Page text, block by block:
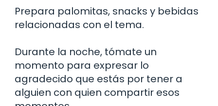
Prepara palomitas, snacks y bebidas
relacionadas con el tema.
Durante la noche, tómate un
momento para expresar lo
agradecido que estás por tener a
alguien con quien compartir esos